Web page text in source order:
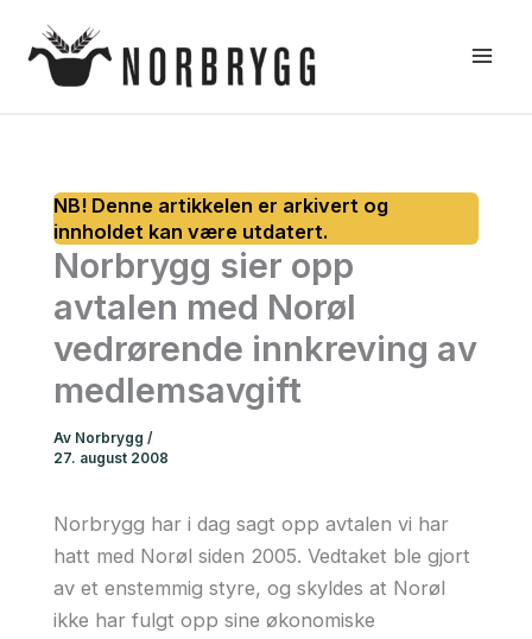
rett
Norbrygg sier opp
avtalen med Norøl
vedrørende innkreving av
medlemsavgift
Av Norbrygg /
27. august 2008
Norbrygg har i dag sagt opp avtalen vi har
hatt med Norøl siden 2005. Vedtaket ble gjort
av et enstemmig styre, og skyldes at Norøl
ikke har fulgt opp sine økonomiske